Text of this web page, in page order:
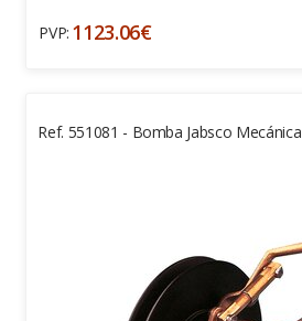
PVP: 1123.06€
Ref. 551081 - Bomba Jabsco Mecánica